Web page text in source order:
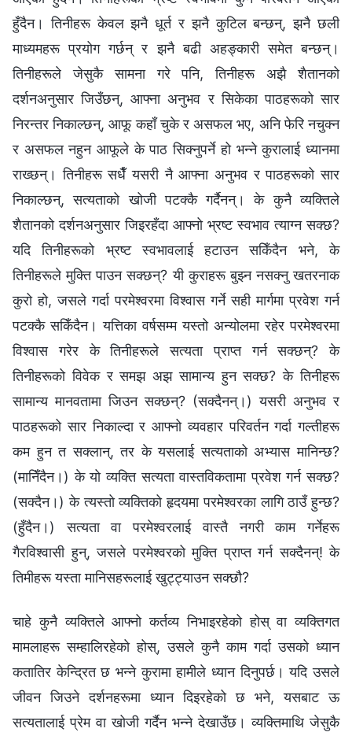
हुँदैन। तिनीहरू केवल झनै धूर्त र झनै कुटिल बन्छन्, झनै छली
माध्यमहरू प्रयोग गर्छन् र झनै बढी अहङ्कारी समेत बन्छन्।
तिनीहरूले जेसुकै सामना गरे पनि, तिनीहरू अझै शैतानको
दर्शनअनुसार जिउँछन्, आफ्ना अनुभव र सिकेका पाठहरूको सार
निरन्तर निकाल्छन्, आफू कहाँ चुके र असफल भए, अनि फेरि नचुक्न
र असफल नहुन आफूले के पाठ सिक्नुपर्ने हो भन्‍ने कुरालाई ध्यानमा
राख्छन्। तिनीहरू सधैँ यसरी नै आफ्ना अनुभव र पाठहरूको सार
निकाल्छन्, सत्यताको खोजी पटक्कै गर्दैनन्। के कुनै व्यक्तिले
शैतानको दर्शनअनुसार जिइरहँदा आफ्नो भ्रष्ट स्वभाव त्याग्न सक्छ?
यदि तिनीहरूको भ्रष्ट स्वभावलाई हटाउन सकिँदैन भने, के
तिनीहरूले मुक्ति पाउन सक्छन्? यी कुराहरू बुझ्न नसक्नु खतरनाक
कुरो हो, जसले गर्दा परमेश्‍वरमा विश्‍वास गर्ने सही मार्गमा प्रवेश गर्न
पटक्कै सकिँदैन। यत्तिका वर्षसम्म यस्तो अन्योलमा रहेर परमेश्‍वरमा
विश्‍वास गरेर के तिनीहरूले सत्यता प्राप्त गर्न सक्छन्? के
तिनीहरूको विवेक र समझ अझ सामान्य हुन सक्छ? के तिनीहरू
सामान्य मानवतामा जिउन सक्छन्? (सक्दैनन्।) यसरी अनुभव र
पाठहरूको सार निकाल्दा र आफ्नो व्यवहार परिवर्तन गर्दा गल्तीहरू
कम हुन त सक्लान्, तर के यसलाई सत्यताको अभ्यास मानिन्छ?
(मानिँदैन।) के यो व्यक्ति सत्यता वास्तविकतामा प्रवेश गर्न सक्छ?
(सक्दैन।) के त्यस्तो व्यक्तिको हृदयमा परमेश्‍वरका लागि ठाउँ हुन्छ?
(हुँदैन।) सत्यता वा परमेश्‍वरलाई वास्तै नगरी काम गर्नेहरू
गैरविश्‍वासी हुन्, जसले परमेश्‍वरको मुक्ति प्राप्त गर्न सक्दैनन्! के
तिमीहरू यस्ता मानिसहरूलाई खुट्ट्याउन सक्छौ?
चाहे कुनै व्यक्तिले आफ्‍नो कर्तव्य निभाइरहेको होस् वा व्यक्तिगत
मामलाहरू सम्‍हालिरहेको होस्, उसले कुनै काम गर्दा उसको ध्यान
कतातिर केन्द्रित छ भन्‍ने कुरामा हामीले ध्यान दिनुपर्छ। यदि उसले
जीवन जिउने दर्शनहरूमा ध्यान दिइरहेको छ भने, यसबाट ऊ
सत्यतालाई प्रेम वा खोजी गर्दैन भन्‍ने देखाउँछ। व्यक्तिमाथि जेसुकै